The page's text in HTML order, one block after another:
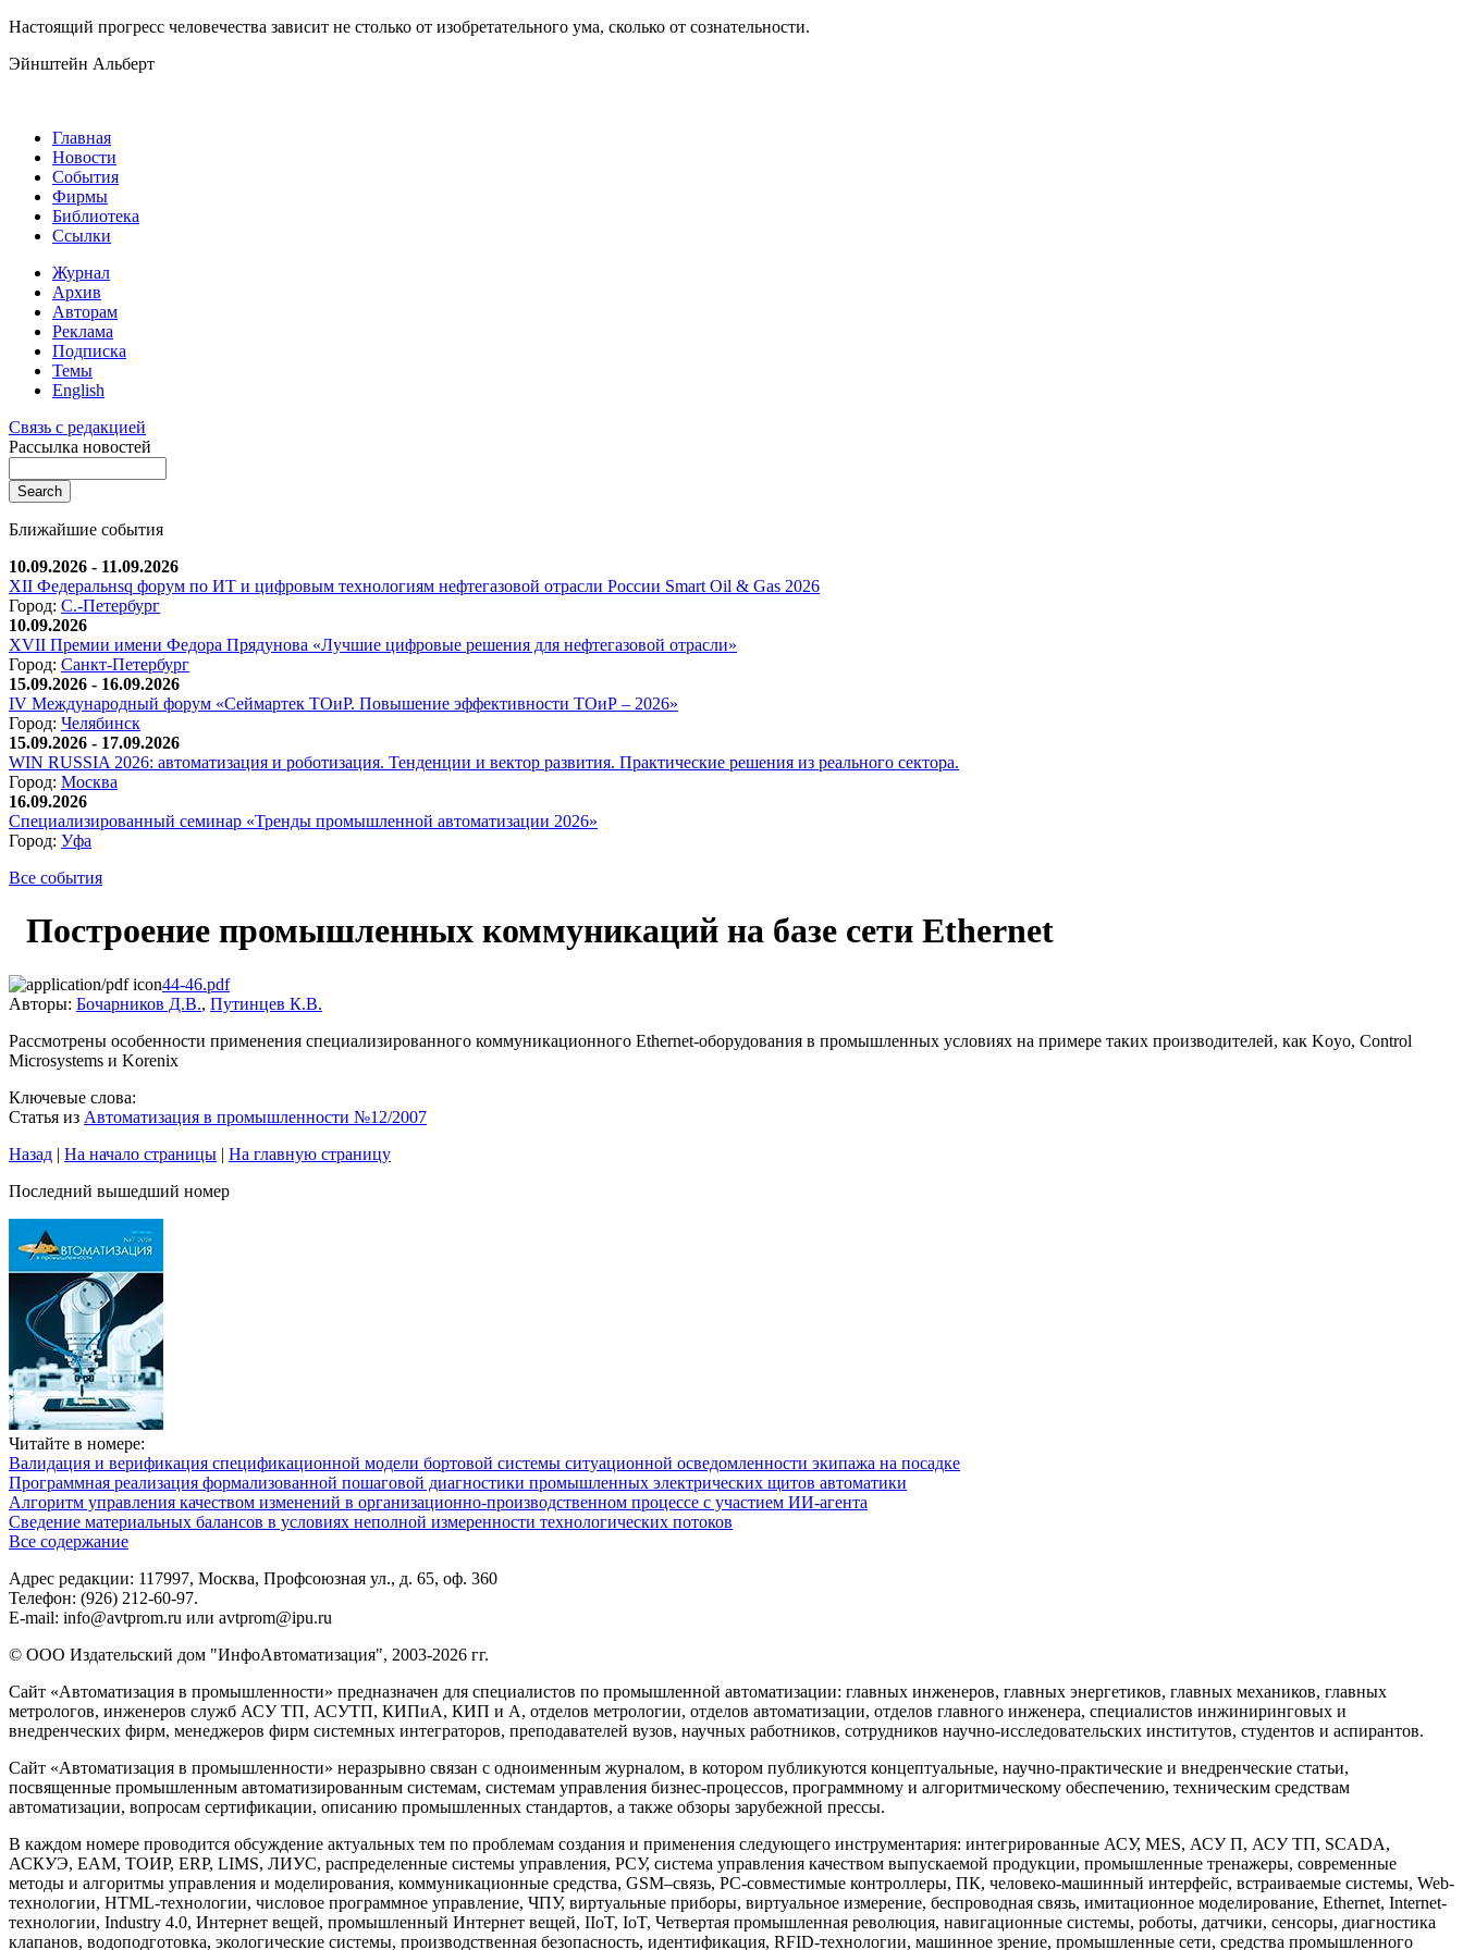
Настоящий прогресс человечества зависит не столько от изобретательного ума, сколько от сознательности.
Эйнштейн Альберт
Главная
Новости
События
Фирмы
Библиотека
Ссылки
Журнал
Архив
Авторам
Реклама
Подписка
Темы
English
Связь с редакцией
Рассылка новостей
Ближайшие события
10.09.2026 - 11.09.2026
XII Федеральнsq форум по ИТ и цифровым технологиям нефтегазовой отрасли России Smart Oil & Gas 2026
Город: С.-Петербург
10.09.2026
XVII Премии имени Федора Прядунова «Лучшие цифровые решения для нефтегазовой отрасли»
Город: Санкт-Петербург
15.09.2026 - 16.09.2026
IV Международный форум «Сеймартек ТОиР. Повышение эффективности ТОиР – 2026»
Город: Челябинск
15.09.2026 - 17.09.2026
WIN RUSSIA 2026: автоматизация и роботизация. Тенденции и вектор развития. Практические решения из реального сектора.
Город: Москва
16.09.2026
Специализированный семинар «Тренды промышленной автоматизации 2026»
Город: Уфа
Все события
Построение промышленных коммуникаций на базе сети Ethernet
44-46.pdf
Авторы: Бочарников Д.В., Путинцев К.В.
Рассмотрены особенности применения специализированного коммуникационного Ethernet-оборудования в промышленных условиях на примере таких производителей, как Koyo, Control
Microsystems и Korenix
Ключевые слова:
Статья из Автоматизация в промышленности №12/2007
Назад | На начало страницы | На главную страницу
Последний вышедший номер
Читайте в номере:
Валидация и верификация спецификационной модели бортовой системы ситуационной осведомленности экипажа на посадке
Программная реализация формализованной пошаговой диагностики промышленных электрических щитов автоматики
Алгоритм управления качеством изменений в организационно-производственном процессе с участием ИИ-агента
Сведение материальных балансов в условиях неполной измеренности технологических потоков
Все содержание
Адрес редакции: 117997, Москва, Профсоюзная ул., д. 65, оф. 360
Телефон: (926) 212-60-97.
E-mail: info@avtprom.ru или avtprom@ipu.ru
© ООО Издательский дом "ИнфоАвтоматизация", 2003-2026 гг.
Сайт «Автоматизация в промышленности» предназначен для специалистов по промышленной автоматизации: главных инженеров, главных энергетиков, главных механиков, главных
метрологов, инженеров служб АСУ ТП, АСУТП, КИПиА, КИП и А, отделов метрологии, отделов автоматизации, отделов главного инженера, специалистов инжиниринговых и
внедренческих фирм, менеджеров фирм системных интеграторов, преподавателей вузов, научных работников, сотрудников научно-исследовательских институтов, студентов и аспирантов.
Сайт «Автоматизация в промышленности» неразрывно связан с одноименным журналом, в котором публикуются концептуальные, научно-практические и внедренческие статьи,
посвященные промышленным автоматизированным системам, системам управления бизнес-процессов, программному и алгоритмическому обеспечению, техническим средствам
автоматизации, вопросам сертификации, описанию промышленных стандартов, а также обзоры зарубежной прессы.
В каждом номере проводится обсуждение актуальных тем по проблемам создания и применения следующего инструментария: интегрированные АСУ, MES, АСУ П, АСУ ТП, SCADA,
АСКУЭ, EAM, ТОИР, ERP, LIMS, ЛИУС, распределенные системы управления, РСУ, система управления качеством выпускаемой продукции, промышленные тренажеры, современные
методы и алгоритмы управления и моделирования, коммуникационные средства, GSM–связь, РС-совместимые контроллеры, ПК, человеко-машинный интерфейс, встраиваемые системы, Web-
технологии, HTML-технологии, числовое программное управление, ЧПУ, виртуальные приборы, виртуальное измерение, беспроводная связь, имитационное моделирование, Ethernet, Internet-
технологии, Industry 4.0, Интернет вещей, промышленный Интернет вещей, IIoT, IoT, Четвертая промышленная революция, навигационные системы, роботы, датчики, сенсоры, диагностика
клапанов, водоподготовка, экологические системы, производственная безопасность, идентификация, RFID-технологии, машинное зрение, промышленные сети, средства промышленного